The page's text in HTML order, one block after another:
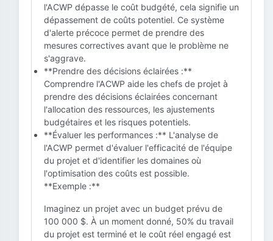
l'ACWP dépasse le coût budgété, cela signifie un
dépassement de coûts potentiel. Ce système
d'alerte précoce permet de prendre des
mesures correctives avant que le problème ne
s'aggrave.
**Prendre des décisions éclairées :**
Comprendre l'ACWP aide les chefs de projet à
prendre des décisions éclairées concernant
l'allocation des ressources, les ajustements
budgétaires et les risques potentiels.
**Évaluer les performances :** L'analyse de
l'ACWP permet d'évaluer l'efficacité de l'équipe
du projet et d'identifier les domaines où
l'optimisation des coûts est possible.
**Exemple :**
Imaginez un projet avec un budget prévu de
100 000 $. À un moment donné, 50% du travail
du projet est terminé et le coût réel engagé est